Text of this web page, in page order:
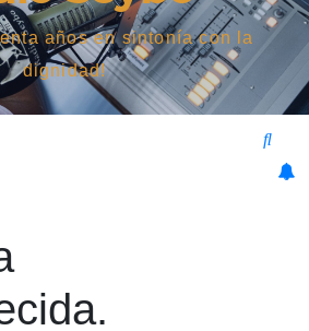
años en sintonía con la
dignidad!